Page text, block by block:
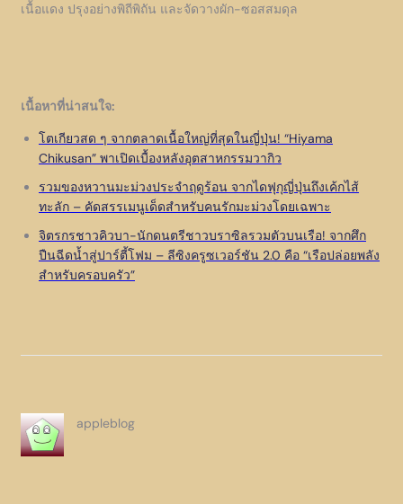
เนื้อแดง ปรุงอย่างพิถีพิถัน และจัดวางผัก-ซอสสมดุล
เนื้อหาที่น่าสนใจ:
โตเกียวสด ๆ จากตลาดเนื้อใหญ่ที่สุดในญี่ปุ่น! “Hiyama
Chikusan” พาเปิดเบื้องหลังอุตสาหกรรมวากิว
รวมของหวานมะม่วงประจำฤดูร้อน จากไดฟุกุญี่ปุ่นถึงเค้กไส้
ทะลัก – คัดสรรเมนูเด็ดสำหรับคนรักมะม่วงโดยเฉพาะ
จิตรกรชาวคิวบา-นักดนตรีชาวบราซิลรวมตัวบนเรือ! จากศึก
ปืนฉีดน้ำสู่ปาร์ตี้โฟม – ลีซิงครูซเวอร์ชัน 2.0 คือ “เรือปล่อยพลัง
สำหรับครอบครัว”
appleblog